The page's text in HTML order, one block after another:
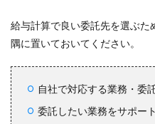
給与計算で良い委託先を選ぶ
隅に置いておいてください。
自社で対応する業務・委
委託したい業務をサポー